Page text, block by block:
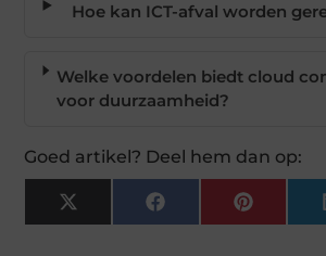
Hoe kan ICT-afval worden
Welke voordelen biedt cloud
voor duurzaamheid?
Goed artikel? Deel hem dan op:
X
(Twitter)
FacebookPinterest